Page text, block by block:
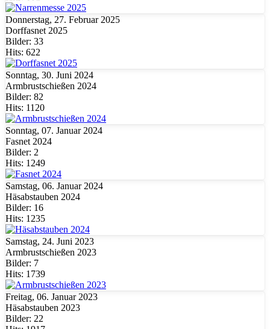
Donnerstag, 27. Februar 2025
Dorffasnet 2025
Bilder: 33
Hits: 622
Sonntag, 30. Juni 2024
Armbrustschießen 2024
Bilder: 82
Hits: 1120
Sonntag, 07. Januar 2024
Fasnet 2024
Bilder: 2
Hits: 1249
Samstag, 06. Januar 2024
Häsabstauben 2024
Bilder: 16
Hits: 1235
Samstag, 24. Juni 2023
Armbrustschießen 2023
Bilder: 7
Hits: 1739
Freitag, 06. Januar 2023
Häsabstauben 2023
Bilder: 22